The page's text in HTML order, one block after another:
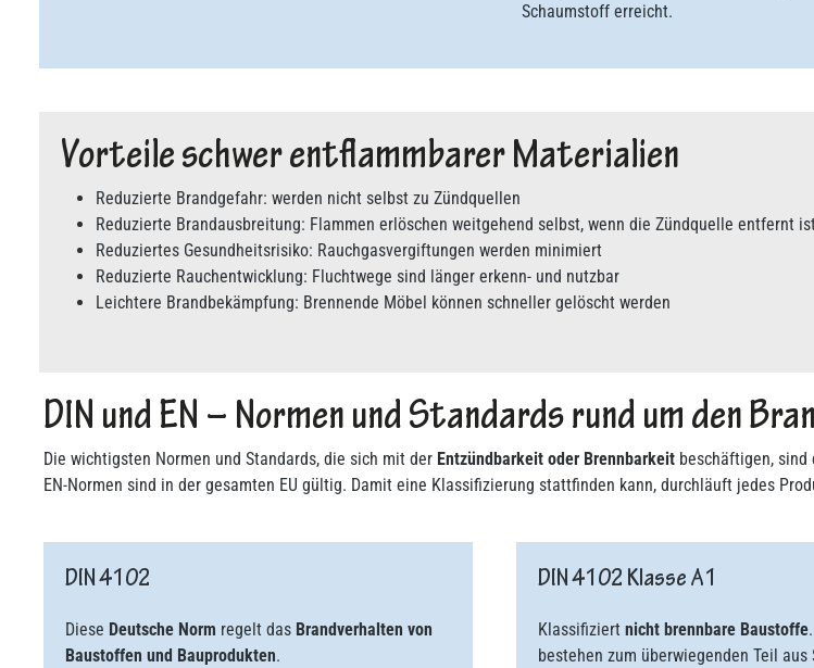
Schaumstoff erreicht.
Vorteile schwer entflammbarer Materialien
Reduzierte Brandgefahr: werden nicht selbst zu Zündquellen
Reduzierte Brandausbreitung: Flammen erlöschen weitgehend selbst, wenn die Zündquelle entfernt
Reduziertes Gesundheitsrisiko: Rauchgasvergiftungen werden minimiert
Reduzierte Rauchentwicklung: Fluchtwege sind länger erkenn- und nutzbar
Leichtere Brandbekämpfung: Brennende Möbel können schneller gelöscht werden
DIN und EN – Normen und Standards rund um den
Die wichtigsten Normen und Standards, die sich mit der Entzündbarkeit oder Brennbarkeit beschäftigen, sind
EN-Normen sind in der gesamten EU gültig. Damit eine Klassifizierung stattfinden kann, durchläuft jedes
DIN 4102
Diese Deutsche Norm regelt das Brandverhalten von
Baustoffen und Bauprodukten.
DIN 4102 Klasse A1
Klassifiziert nicht brennbare Baustoffe
bestehen zum überwiegenden Teil aus